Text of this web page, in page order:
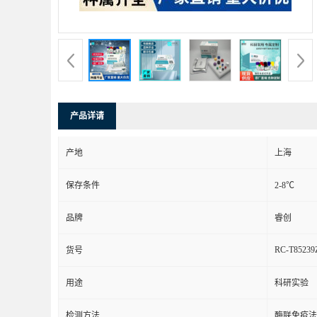
产品详请
产地 上海
保存条件 2-8℃
品牌 睿创
货号 RC-
用途 科研实验